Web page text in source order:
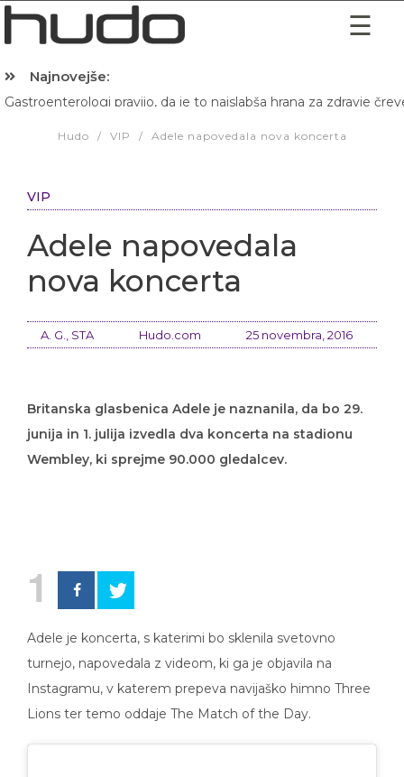
Najnovejše:
Gastroenterologi pravijo, da je to najslabša hrana za zdravje
Hudo / VIP / Adele napovedala nova koncerta
VIP
Adele napovedala
nova koncerta
A. G., STA Hudo.com 25 novembra, 2016
Britanska glasbenica Adele je naznanila, da bo 29.
junija in 1. julija izvedla dva koncerta na stadionu
Wembley, ki sprejme 90.000 gledalcev.
1
Adele je koncerta, s katerimi bo sklenila svetovno
turnejo, napovedala z videom, ki ga je objavila na
Instagramu, v katerem prepeva navijaško himno Three
Lions ter temo oddaje The Match of the Day.